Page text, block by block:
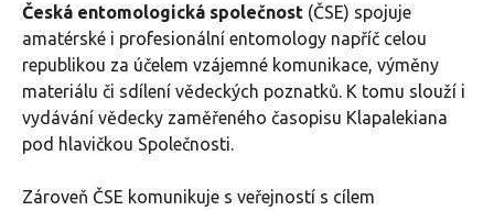
Česká entomologická společnost (ČSE) spojuje
amatérské i profesionální entomology napříč celou
republikou za účelem vzájemné komunikace, výměny
materiálu či sdílení vědeckých poznatků. K tomu slouží i
vydávání vědecky zaměřeného časopisu Klapalekiana
pod hlavičkou Společnosti.
Zároveň ČSE komunikuje s veřejností s cílem